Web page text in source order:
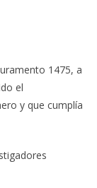
1475, a
el
y que cumplía